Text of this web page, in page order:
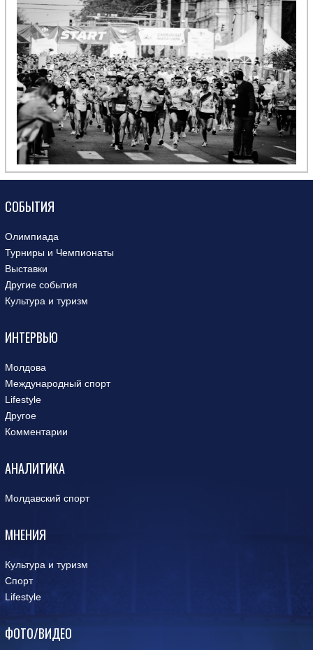
СОБЫТИЯ
Олимпиада
Турниры и Чемпионаты
Выставки
Другие события
Культура и туризм
ИНТЕРВЬЮ
Молдова
Международный спорт
Lifestyle
Другое
Комментарии
АНАЛИТИКА
Молдавский спорт
МНЕНИЯ
Культура и туризм
Спорт
Lifestyle
ФОТО/ВИДЕО